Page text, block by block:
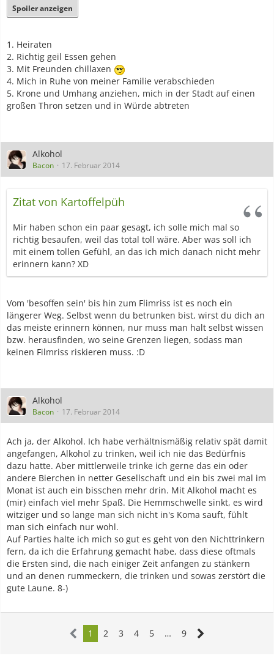
Spoiler anzeigen
1. Heiraten
2. Richtig geil Essen gehen
3. Mit Freunden chillaxen
4. Mich in Ruhe von meiner Familie verabschieden
5. Krone und Umhang anziehen, mich in der Stadt auf einen
großen Thron setzen und in Würde abtreten
Alkohol
Bacon 17. Februar 2014
Zitat von Kartoffelpüh
Mir haben schon ein paar gesagt, ich solle mich mal so
richtig besaufen, weil das total toll wäre. Aber was soll ich
mit einem tollen Gefühl, an das ich mich danach nicht mehr
erinnern kann? XD
Vom 'besoffen sein' bis hin zum Flimriss ist es noch ein
längerer Weg. Selbst wenn du betrunken bist, wirst du dich an
das meiste erinnern können, nur muss man halt selbst wissen
bzw. herausfinden, wo seine Grenzen liegen, sodass man
keinen Filmriss riskieren muss. :D
Alkohol
Bacon 17. Februar 2014
Ach ja, der Alkohol. Ich habe verhältnismäßig relativ spät damit
angefangen, Alkohol zu trinken, weil ich nie das Bedürfnis
dazu hatte. Aber mittlerweile trinke ich gerne das ein oder
andere Bierchen in netter Gesellschaft und ein bis zwei mal im
Monat ist auch ein bisschen mehr drin. Mit Alkohol macht es
(mir) einfach viel mehr Spaß. Die Hemmschwelle sinkt, es wird
witziger und so lange man sich nicht in's Koma sauft, fühlt
man sich einfach nur wohl.
Auf Parties halte ich mich so gut es geht von den Nichttrinkern
fern, da ich die Erfahrung gemacht habe, dass diese oftmals
die Ersten sind, die nach einiger Zeit anfangen zu stänkern
und an denen rummeckern, die trinken und sowas zerstört die
gute Laune. 8-)
1 2 3 4 5 … 9